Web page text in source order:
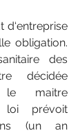
obligation.
des
décidée
le maitre
loi prévoit
(un an